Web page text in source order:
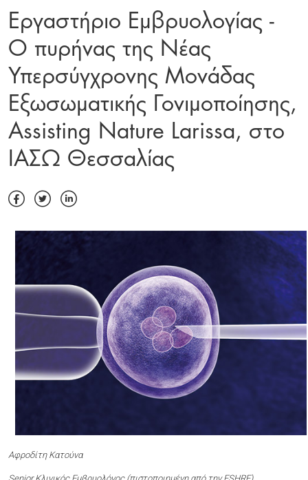
Εργαστήριο Εμβρυολογίας -
Ο πυρήνας της Νέας
Υπερσύγχρονης Μονάδας
Εξωσωματικής Γονιμοποίησης,
Assisting Nature Larissa, στο
ΙΑΣΩ Θεσσαλίας
Αφροδίτη Κατούνα